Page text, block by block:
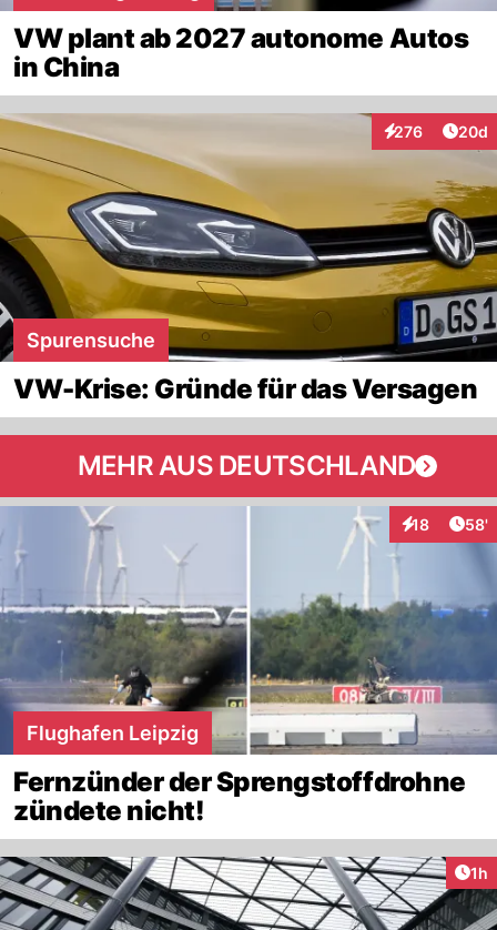
VW plant ab 2027 autonome Autos
in China
276
Interaktionen
20d
Spurensuche
VW-Krise: Gründe für das Versagen
MEHR AUS DEUTSCHLAND
18
Interaktionen
58'
Flughafen Leipzig
Fernzünder der Sprengstoffdrohne
zündete nicht!
1h